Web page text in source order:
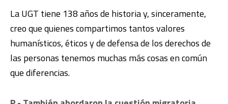
La UGT tiene 138 años de historia y, sinceramente,
creo que quienes compartimos tantos valores
humanísticos, éticos y de defensa de los derechos de
las personas tenemos muchas más cosas en común
que diferencias.